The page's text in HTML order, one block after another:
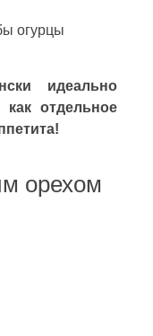
огурцы
идеально
отдельное
орехом